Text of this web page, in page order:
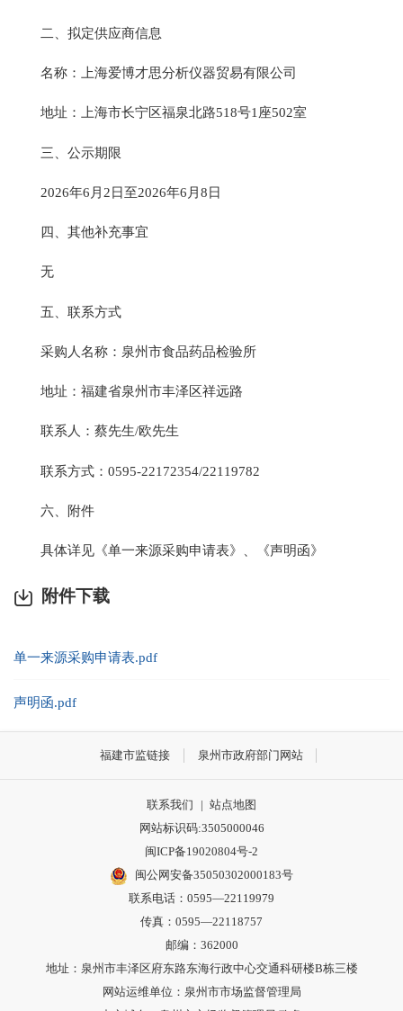
二、拟定供应商信息
名称：上海爱博才思分析仪器贸易有限公司
地址：上海市长宁区福泉北路518号1座502室
三、公示期限
2026年6月2日至2026年6月8日
四、其他补充事宜
无
五、联系方式
采购人名称：泉州市食品药品检验所
地址：福建省泉州市丰泽区祥远路
联系人：蔡先生/欧先生
联系方式：0595-22172354/22119782
六、附件
具体详见《单一来源采购申请表》、《声明函》
附件下载
单一来源采购申请表.pdf
声明函.pdf
福建市监链接 泉州市政府部门网站
联系我们 | 站点地图
网站标识码:3505000046
闽ICP备19020804号-2
闽公网安备35050302000183号
联系电话：0595—22119979
传真：0595—22118757
邮编：362000
地址：泉州市丰泽区府东路东海行政中心交通科研楼B栋三楼
网站运维单位：泉州市市场监督管理局